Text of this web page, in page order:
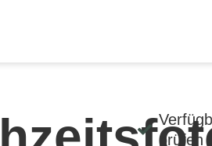
prüfen